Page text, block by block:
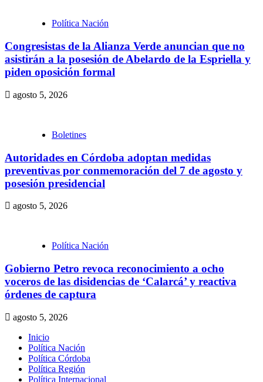
Política Nación
Congresistas de la Alianza Verde anuncian que no
asistirán a la posesión de Abelardo de la Espriella y
piden oposición formal
agosto 5, 2026
Boletines
Autoridades en Córdoba adoptan medidas
preventivas por conmemoración del 7 de agosto y
posesión presidencial
agosto 5, 2026
Política Nación
Gobierno Petro revoca reconocimiento a ocho
voceros de las disidencias de ‘Calarcá’ y reactiva
órdenes de captura
agosto 5, 2026
Inicio
Política Nación
Política Córdoba
Política Región
Política Internacional